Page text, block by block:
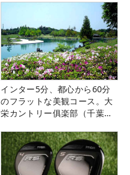
インター5分、都心から60分
のフラットな美観コース。大
栄カントリー俱楽部（千葉